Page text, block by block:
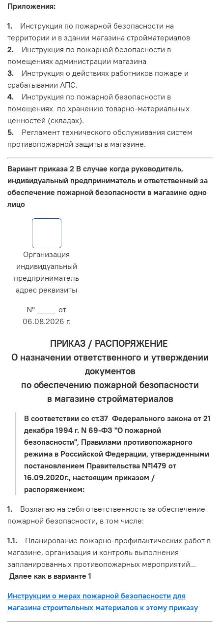
Приложения:
1. Инструкция по пожарной безопасности на
территории и в здании магазина стройматериалов
2. Инструкция по пожарной безопасности в
помещениях администрации магазина
3. Инструкция о действиях работников пожаре и
срабатывании АПС.
4.
Инструкция по пожарной безопасности в
помещениях по хранению товарно-материальных
ценностей (складах).
5. Регламент технического обслуживания систем
противопожарной защиты в магазине.
Вариант приказа 2 В случае когда руководитель,
индивидуальный предприниматель и ответственный за
обеспечение пожарной безопасности в магазине одно
лицо
Организация
индивидуальный
предприниматель
адрес реквизиты
№ ____ от
06.08.2026 г.
ПРИКАЗ / РАСПОРЯЖЕНИЕ
О назначении ответственного и утверждении
документов
по обеспечению пожарной безопасности
в магазине стройматериалов
В соответствии со ст.37 Федерального закона от 21
декабря 1994 г. N 69-ФЗ "О пожарной
безопасности", Правилами противопожарного
режима в Российской Федерации, утвержденными
постановлением Правительства №1479 от
16.09.2020г., настоящим приказом /
распоряжением:
1. Возлагаю на себя ответственность за обеспечение
пожарной безопасности, в том числе:
1.1. Планирование пожарно-профилактических работ в
магазине, организация и контроль выполнения
запланированных противопожарных мероприятий...
Далее как в варианте 1
Инструкции о мерах пожарной безопасности для
магазина строительных материалов к этому приказу